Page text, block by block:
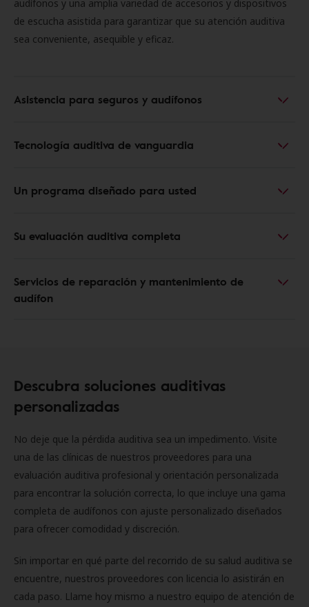
audífonos y una amplia variedad de accesorios y dispositivos
de escucha asistida para garantizar que su atención auditiva
sea conveniente, asequible y eficaz.
Asistencia para seguros y audífonos
Tecnología auditiva de vanguardia
Un programa diseñado para usted
Su evaluación auditiva completa
Servicios de reparación y mantenimiento de
audífon
Descubra soluciones auditivas
personalizadas
No deje que la pérdida auditiva sea un impedimento. Visite
una de las clínicas de nuestros proveedores para una
evaluación auditiva profesional y orientación personalizada
para encontrar la solución correcta, lo que incluye una gama
completa de audífonos con ajuste personalizado diseñados
para ofrecer comodidad y discreción.
Sin importar en qué parte del recorrido de su salud auditiva se
encuentre, nuestros proveedores con licencia lo asistirán en
cada paso. Llame hoy mismo a nuestro equipo de atención de